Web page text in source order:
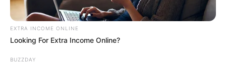
EXTRA INCOME ONLINE
Looking For Extra Income Online?
BUZZDAY